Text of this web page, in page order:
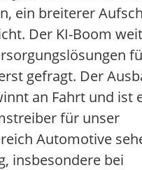
ein breiterer
Der KI-Boom
gefragt. Der
an Fahrt und ist
für unser
Automotive
insbesondere bei